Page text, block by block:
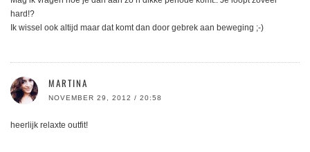
hard!?
Ik wissel ook altijd maar dat komt dan door gebrek aan beweging ;-)
MARTINA
NOVEMBER 29, 2012 / 20:58
heerlijk relaxte outfit!